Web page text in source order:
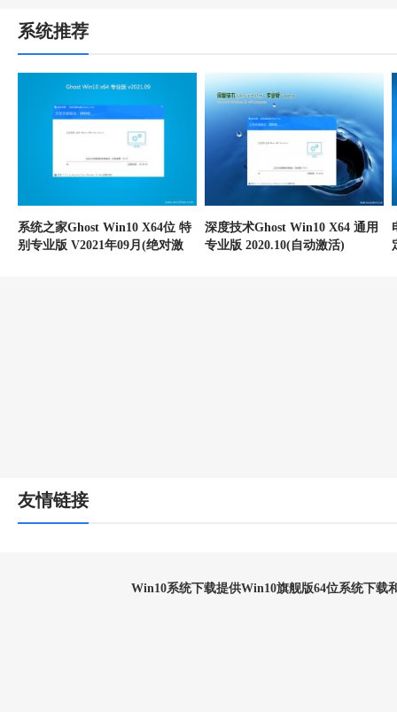
系统推荐
系统之家Ghost Win10 X64位 特
别专业版 V2021年09月(绝对激
深度技术Ghost Win10 X64 通用
专业版 2020.10(自动激活)
友情链接
Win10系统下载提供Win10旗舰版64位系统下载